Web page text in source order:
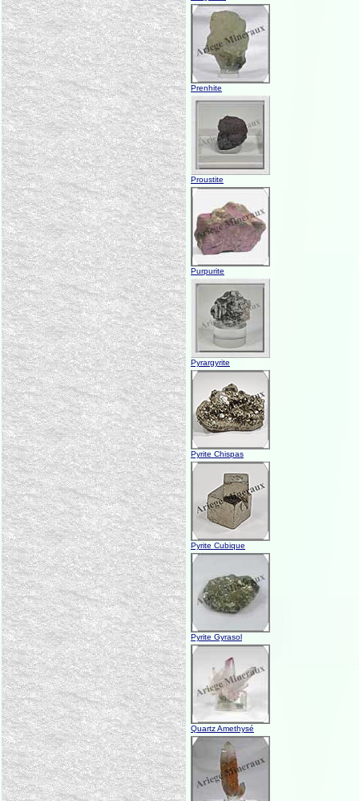
Prenhite
Proustite
Purpurite
Pyrargyrite
Pyrite Chispas
Pyrite Cubique
Pyrite Gyrasol
Quartz Amethysé